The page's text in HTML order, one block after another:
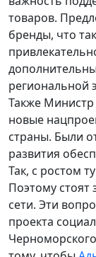
товаров.
бренды, что
региональной
Также
новые
страны. Были
развития
Так, с ростом
Поэтому
сети. Эти
проекта